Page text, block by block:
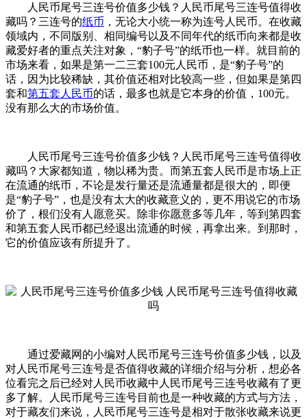
人民币尾号三连号价值多少钱？人民币尾号三连号值得收
藏吗？三连号的纸币 ，无论大小统一称为连号人民币。在收藏
领域内，不同版别、相同编号以及不同年代的纸币向来都是收
藏爱好者的重点关注对象，“豹子号”的纸币也一样。就目前的
市场来看，如果是第一二三套100元人民币，是“豹子号”的
话，因为比较稀缺，其价值还相对比较高一些，但如果是第四
套和第五套人民币的话，最多也就是它本身的价值，100元。
没有那么大的市场价值。
人民币尾号三连号价值多少钱？人民币尾号三连号值得收
藏吗？大家都知道，物以稀为贵。而第五套人民币是市场上正
在流通的纸币，不论是发行量还是流通量都是很大的，即便
是“豹子号”，也是没有太大的收藏意义的，更不用说它的市场
价了，根们没有人愿意买。除非你愿意多等几年，等到第四套
和第五套人民币都已经退出流通的时候，再拿出来。到那时，
它的价值应该有所提升了。
通过爱藏网的小编对人民币尾号三连号价值多少钱，以及
对人民币尾号三连号是否值得收藏的详细介绍与分析，想必各
位看完之后已经对人民币收藏中人民币尾号三连号收藏有了更
多了解。人民币尾号三连号目前也是一种收藏的方式与方法，
对于藏友们来说，人民币尾号三连号是相对于散张收藏来说更